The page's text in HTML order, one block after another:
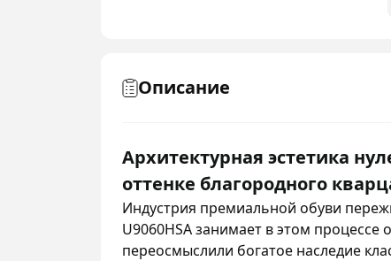
Описание
Архитектурная эстетика
оттенке благородного
Индустрия премиальной обуви
U9060HSA занимает в этом
переосмыслили богатое наследие